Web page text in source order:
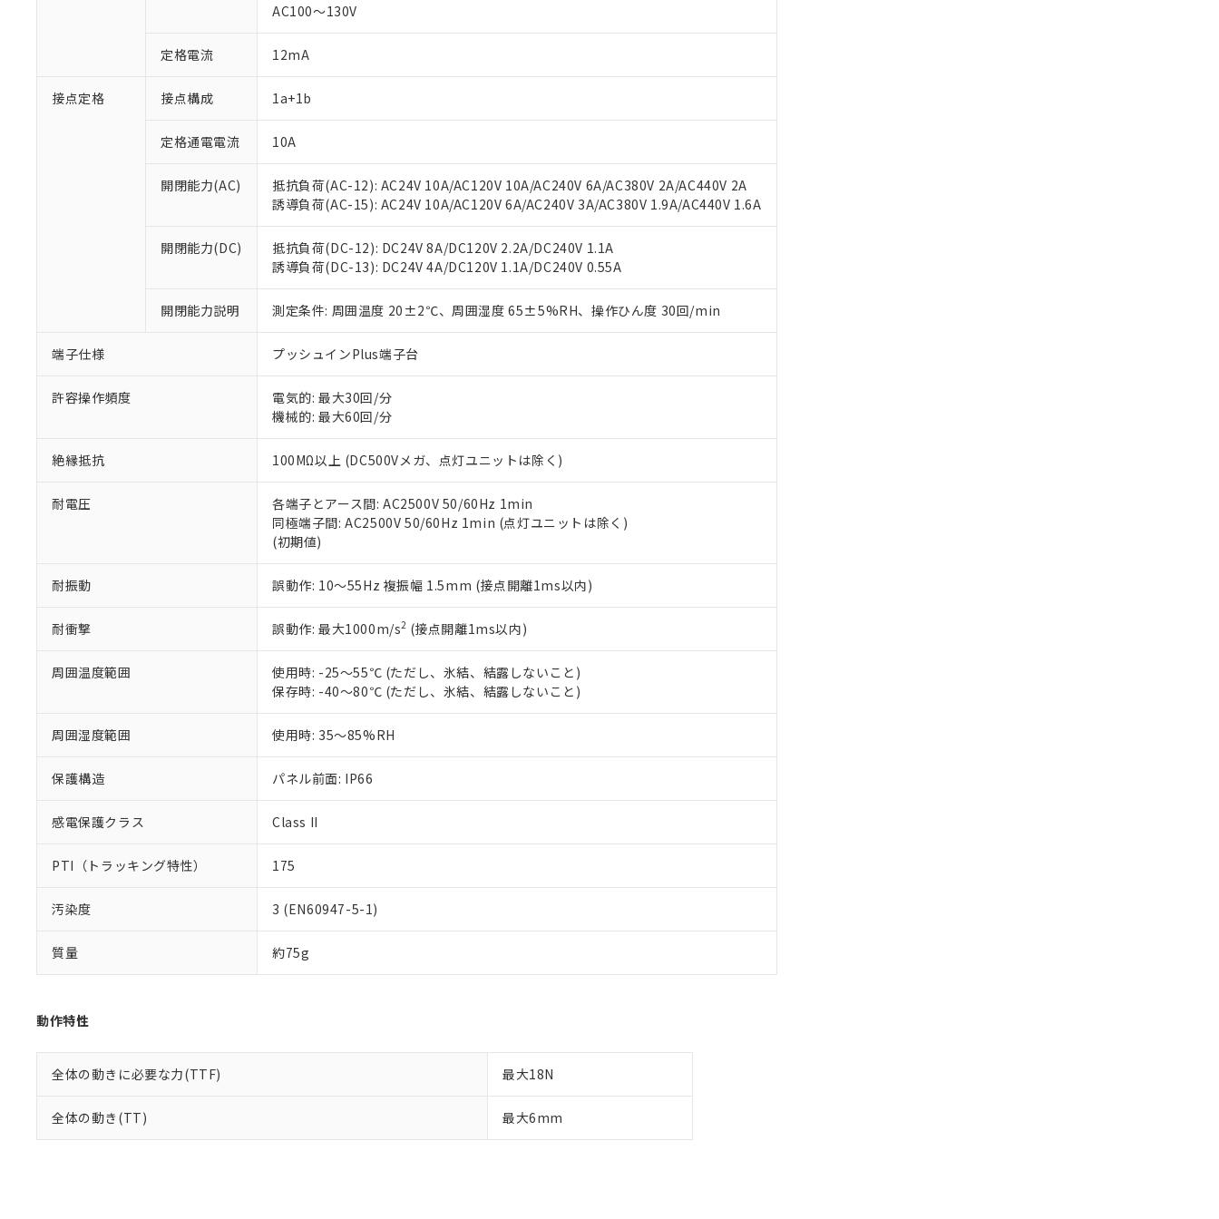
AC100～130V
定格電流 12mA
接点定格 接点構成 1a+1b
定格通電電流 10A
開閉能力(AC)
抵抗負荷(AC-12): AC24V 10A/AC120V 10A/AC240V 6A/AC380V 2A/AC440V 2A
誘導負荷(AC-15): AC24V 10A/AC120V 6A/AC240V 3A/AC380V 1.9A/AC440V 1.6A
開閉能力(DC)
抵抗負荷(DC-12): DC24V 8A/DC120V 2.2A/DC240V 1.1A
誘導負荷(DC-13): DC24V 4A/DC120V 1.1A/DC240V 0.55A
開閉能力説明 測定条件: 周囲温度 20±2℃、周囲湿度 65±5%RH、操作ひん度 30回/min
端子仕様 プッシュインPlus端子台
許容操作頻度
電気的: 最大30回/分
機械的: 最大60回/分
絶縁抵抗 100MΩ以上 (DC500Vメガ、点灯ユニットは除く)
耐電圧
各端子とアース間: AC2500V 50/60Hz 1min
同極端子間: AC2500V 50/60Hz 1min (点灯ユニットは除く)
(初期値)
耐振動 誤動作: 10～55Hz 複振幅 1.5mm (接点開離1ms以内)
耐衝撃 誤動作: 最大1000m/s2 (接点開離1ms以内)
周囲温度範囲
使用時: -25～55℃ (ただし、氷結、結露しないこと)
保存時: -40～80℃ (ただし、氷結、結露しないこと)
周囲湿度範囲 使用時: 35～85%RH
保護構造 パネル前面: IP66
感電保護クラス Class II
PTI（トラッキング特性） 175
汚染度 3 (EN60947-5-1)
質量 約75g
動作特性
全体の動きに必要な力(TTF) 最大18N
全体の動き(TT) 最大6mm
ご利用条件
以下の条件をお読みいただき、同意のうえご利用ください。
くものです。
当社制御機器事業取扱商品の中には、本サービスの対象外となる商品もあることをご了承ください。
在庫状況および標準価格照会結果は、記載している更新日時点での社内データに基づき作成されるも
のであり、閲覧された時点での実際の在庫および標準価格とは異なる場合があることをご了承くださ
い。
正式な納期状況および標準価格はお客様のお取引先、またはお客様担当のオムロン制御機器販売店・
当社販売員にご相談ください。
オムロン制御機器販売店や当社販売拠点は「 販売ネットワーク
」をご確認ください。
在庫状況および標準価格結果を当社の事前の承諾なく第三者に漏洩または開示しないようお願いしま
す。
マイパーツ機能（部品リスト作成サービス）をご利用いただくには、I-Webメンバーズにご登録され
お客様が当ウェブサイト上で当社にご登録された部品リストについて、当社および当社の共同利用者
が、当社の製品・サービスに関するお客様との取引・商談に必要な範囲で利用することをご了承くだ
さい。
※当社の共同利用者とは、"個人情報の共同利用に関して"
いる法人を指します。
対応済み：EU RoHS指令（10物質）の非含有に対応した製品が提供可能な商品です。
調査・確認中：EU RoHS指令（10物質）の非含有の対応状況を調査中または確認中の商品です。
非該当品：ライセンス料など無形物で、有害物質有無と関係のない商品です。
仕入先様の事情により、非含有部品としていたものが、含有品と判明した場合などやむを得ず変更すること
があります。
六価クロム(Cr(Ⅵ)) 1000ppm以下、ポリ臭化ビフェニル類(PBB) 1000ppm以下、ポリ臭化ジフェニルエーテル類(PBDE) 1000ppm以下、
フタル酸ビス(2-エチルヘキシル) (DEHP)(別名：DOP) 1000ppm以下、フタル酸ブチルベンジル（BBP） 1000ppm以下、フタル酸ジブチ
ル（DBP） 1000ppm以下、フタル酸ジイソブチル (DIBP) 1000ppm以下
但し、RoHS指令で産業用監視および制御機器に対する適用除外項目は除く。
※2 対応予定月
部品在庫の切り替え状況などにより、予定月が前後することがあります。
※3 非含有証明書ダウンロード
下記の非含有証明書をダウンロードすることができます。
EU RoHS指令（10物質）の非含有証明書
51物質の非含有証明書（当社基準）
※本証明書は発行日時点で非含有を証明するもので、過去に遡って非含有を証明するものではありません。
また、RoHS指令のフタル酸エステル類４物質の対応では、対応完了までの期間は出荷製品に未対応品が
混在することから備考欄に対応日を記載しておりました。
既に当社にて対応品への在庫切替を完了していることから、特段のことがない限り、2022年1月12日よ
り割愛しております。
※1 中国RoHS○×表
「×」：最大均質材料含有率が中国RoHSの基準値を超えていることを示します。
「－」：未確認です。当社販売部門へお問い合わせください。
*中国RoHS10物質の基準値 (GB/T26572)：
DBP(フタル酸ジブチル) : 1000ppm、 DIBP(フタル酸ジイソブチル) : 1000ppm、 BBP(フタル酸ブチルベンジル) : 1000ppm、
DEHP(フタル酸ビス(2-エチルヘキシル)) : 1000ppm
※2 環境保護使用期限
「ｅ」：有害物質（10物質）のすべてが基準値以下であることを示します。
「10」：通常の使用状況下において有害物質が外部に漏えいし、環境に深刻な影響を及ぼさない年数を意
味します。
「－」：未確認です。当社販売部門へお問い合わせください。
う）を輸出または国外への提供する場合は、日本国政府の輸出許可(または役務取引許可)を取得する
などの必要な手続きをとります。
当社は規制貨物を破棄する場合は、完全に破砕するなど、違法に輸出されないよう必要な手段を講じ
当社は貴社製品を、核兵器、ミサイル、化学兵器、生物兵器またはその他武器並びにこれらの製造装
置等に一切使用いたしません。
当社は、貴社製品を第三者に販売する場合は、上記1、2および3の内容を当該第三者に通知します。
また当社は、販売先および販売に係わる関係者が違法に輸出するおそれがある場合は、取り引きをい
たしません。
記
号
説明
○ 一定数以上の在庫あり
△ 一定数には満たないが在庫あり
－
在庫なし(最新の在庫状況については、お客様のお取引先、またはお客様担当のオムロン制御
機器販売店・当社販売員にご確認ください)
空
白
受注生産機種、また在庫状況の情報を公開していない機種